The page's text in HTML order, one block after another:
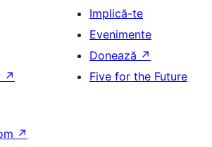
↗
Implică-te
Evenimente
Donează ↗
Five for the Future
↗